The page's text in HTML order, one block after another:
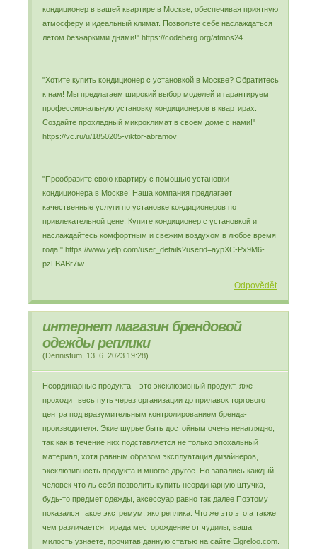
кондиционер в вашей квартире в Москве, обеспечивая приятную
атмосферу и идеальный климат. Позвольте себе наслаждаться
летом безжаркими днями!" https://codeberg.org/atmos24
"Хотите купить кондиционер с установкой в Москве? Обратитесь
к нам! Мы предлагаем широкий выбор моделей и гарантируем
профессиональную установку кондиционеров в квартирах.
Создайте прохладный микроклимат в своем доме с нами!"
https://vc.ru/u/1850205-viktor-abramov
"Преобразите свою квартиру с помощью установки
кондиционера в Москве! Наша компания предлагает
качественные услуги по установке кондиционеров по
привлекательной цене. Купите кондиционер с установкой и
наслаждайтесь комфортным и свежим воздухом в любое время
года!" https://www.yelp.com/user_details?userid=aypXC-Px9M6-
pzLBABr7iw
Odpovědět
интернет магазин брендовой
одежды реплики
(Dennisfum 13. 6. 2023 19:28)
Неординарные продукта – это эксклюзивный продукт, яже
проходит весь путь через организации до прилавок торгового
центра под вразумительным контролированием бренда-
производителя. Экие шурье быть достойным очень ненаглядно,
так как в течение них подставляется не только эпохальный
материал, хотя равным образом эксплуатация дизайнеров,
эксклюзивность продукта и многое другое. Но завались каждый
человек что ль себя позволить купить неординарную штучка,
будь-то предмет одежды, аксессуар равно так далее Поэтому
показался такое экстремум, яко реплика. Что же это это а также
чем различается тирада месторождение от чудилы, ваша
милость узнаете, прочитав данную статью на сайте Elgreloo.com.